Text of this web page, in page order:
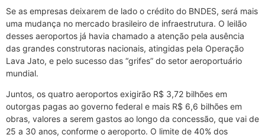
Se as empresas deixarem de lado o crédito do BNDES, será mais
uma mudança no mercado brasileiro de infraestrutura. O leilão
desses aeroportos já havia chamado a atenção pela ausência
das grandes construtoras nacionais, atingidas pela Operação
Lava Jato, e pelo sucesso das “grifes” do setor aeroportuário
mundial.
Juntos, os quatro aeroportos exigirão R$ 3,72 bilhões em
outorgas pagas ao governo federal e mais R$ 6,6 bilhões em
obras, valores a serem gastos ao longo da concessão, que vai de
25 a 30 anos, conforme o aeroporto. O limite de 40% dos